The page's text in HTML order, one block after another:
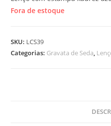
Fora de estoque
SKU: LCS39
Categorias: Gravata de Seda,